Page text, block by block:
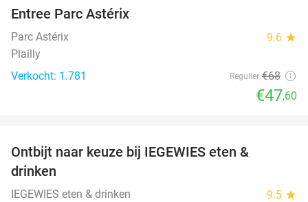
Entree Parc Astérix
Parc Astérix 9.6 star
Plailly
Verkocht: 1.781
Regulier €68
€47,60
Ontbijt naar keuze bij IEGEWIES eten &
drinken
IEGEWIES eten & drinken 9.5 star